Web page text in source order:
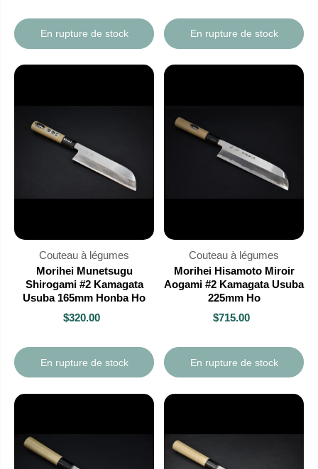
En rupture de stock En rupture de stock
Couteau à légumes
Morihei Munetsugu
Shirogami #2 Kamagata
Usuba 165mm Honba Ho
$320.00
En rupture de stock
Couteau à légumes
Morihei Hisamoto Miroir
Aogami #2 Kamagata Usuba
225mm Ho
$715.00
En rupture de stock